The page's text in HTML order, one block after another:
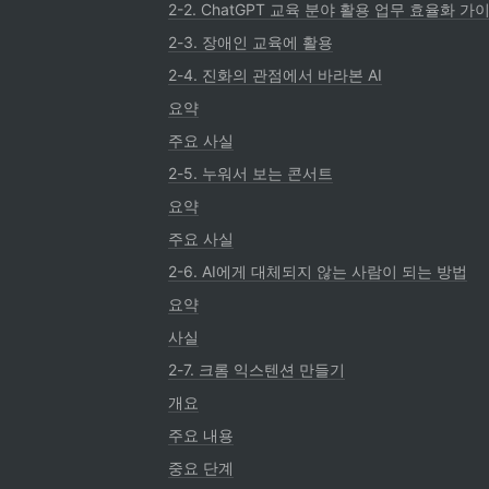
2-2. ChatGPT 교육 분야 활용 업무 효율화 가
2-3. 장애인 교육에 활용
2-4. 진화의 관점에서 바라본 AI
요약
주요 사실
2-5. 누워서 보는 콘서트
요약
주요 사실
2-6. AI에게 대체되지 않는 사람이 되는 방법
요약
사실
2-7. 크롬 익스텐션 만들기
개요
주요 내용
중요 단계